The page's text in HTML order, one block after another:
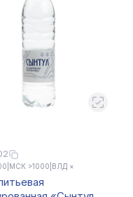
МСК >1000 ВЛД ×